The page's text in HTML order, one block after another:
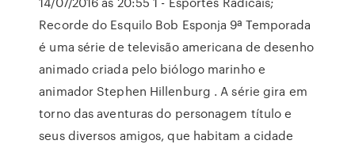
Recorde do Esquilo Bob Esponja 9ª Temporada
é uma série de televisão americana de desenho
animado criada pelo biólogo marinho e
animador Stephen Hillenburg . A série gira em
torno das aventuras do personagem título e
seus diversos amigos, que habitam a cidade